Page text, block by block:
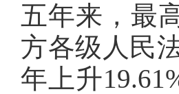
五年来，最
方各级人民
年上升